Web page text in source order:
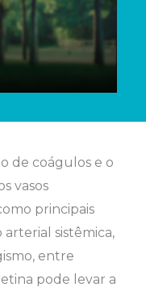
de coágulos e o
vasos
principais
sistêmica,
entre
pode levar a